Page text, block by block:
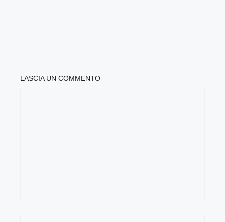
LASCIA UN COMMENTO